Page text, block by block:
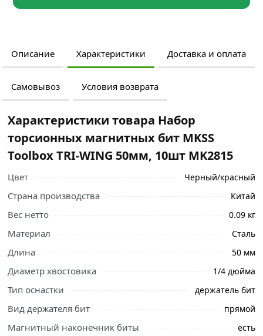
Описание Характеристики Доставка и оплата
Самовывоз Условия возврата
Ознакомьтесь с подробными характеристиками,
описанием и отзывами о товаре, чтобы сделать
Характеристики товара Набор
торсионных магнитных бит MKSS
Toolbox TRI-WING 50мм, 10шт MK2815
Цвет Черный/красный
Страна производства Китай
Вес нетто 0.09 кг
Материал Сталь
Длина 50 мм
Диаметр хвостовика 1/4 дюйма
Тип оснастки держатель бит
Вид держателя бит прямой
Магнитный наконечник биты есть